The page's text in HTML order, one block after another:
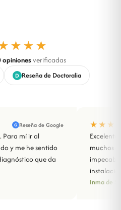
verificadas
D Reseña de Doctoralia
G Reseña de Google
Para mí ir al
y me he sentido
que da
muchos
Inma de